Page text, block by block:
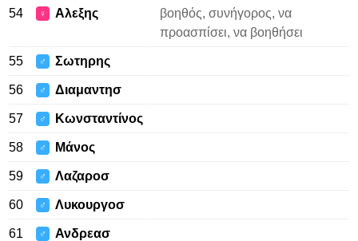
54 ♀ Αλεξης
βοηθός, συνήγορος, να
προασπίσει, να βοηθήσει
55 ♂ Σωτηρης
56 ♂ Διαμαντησ
57 ♂ Κωνσταντίνος
58 ♂ Mάνος
59 ♂ Λαζαροσ
60 ♂ Λυκουργοσ
61 ♂ Ανδρεασ